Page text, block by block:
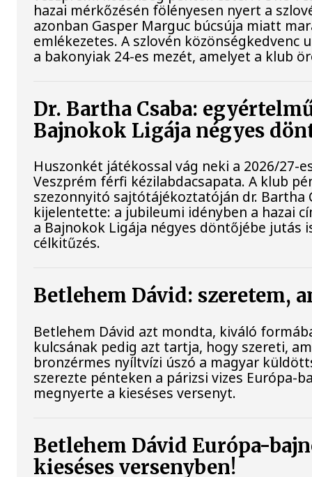
hazai mérkőzésén fölényesen nyert a
azonban Gasper Marguc búcsúja miatt
emlékezetes. A szlovén
a bakonyiak 24-es mezét, amelyet a klub
Dr. Bartha Csaba:
Bajnokok Ligája négyes
Huszonkét játékossal vág neki a 2026/27-
Veszprém férfi kézilabdacsapata. A klub
szezonnyitó sajtótájékoztatóján dr. Bartha
kijelentette: a jubileumi idényben a hazai
a Bajnokok Ligája négyes döntőjébe jutás
célkitűzés.
Betlehem Dávid: szeretem,
Betlehem Dávid azt mondta, kiváló
kulcsának pedig azt tartja, hogy szereti,
bronzérmes nyíltvízi úszó a magyar
szerezte pénteken a párizsi vizes Európa-
megnyerte a kieséses versenyt.
Betlehem Dávid Európa-
kieséses versenyben!